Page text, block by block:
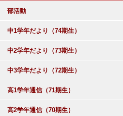
部活動
中1学年だより（74期生）
中2学年だより（73期生）
中3学年だより（72期生）
高1学年通信（71期生）
高2学年通信（70期生）